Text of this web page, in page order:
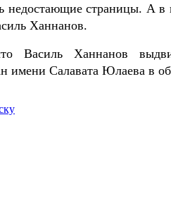
недостающие страницы. А в
Ханнанов.
Василь Ханнанов
имени Салавата Юлаева в